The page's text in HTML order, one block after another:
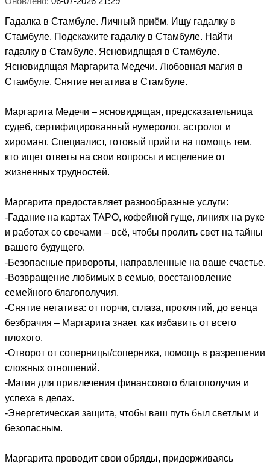
Гадалка в Стамбуле. Личный приём. Ищу гадалку в
Стамбуле. Подскажите гадалку в Стамбуле. Найти
гадалку в Стамбуле. Ясновидящая в Стамбуле.
Ясновидящая Маргарита Медечи. Любовная магия в
Стамбуле. Снятие негатива в Стамбуле.
Маргарита Медечи – ясновидящая, предсказательница
судеб, сертифицированный нумеролог, астролог и
хиромант. Специалист, готовый прийти на помощь тем,
кто ищет ответы на свои вопросы и исцеление от
жизненных трудностей.
Маргарита предоставляет разнообразные услуги:
-Гадание на картах ТАРО, кофейной гуще, линиях на руке
и работах со свечами – всё, чтобы пролить свет на тайны
вашего будущего.
-Безопасные привороты, направленные на ваше счастье.
-Возвращение любимых в семью, восстановление
семейного благополучия.
-Снятие негатива: от порчи, сглаза, проклятий, до венца
безбрачия – Маргарита знает, как избавить от всего
плохого.
-Отворот от соперницы/соперника, помощь в разрешении
сложных отношений.
-Магия для привлечения финансового благополучия и
успеха в делах.
-Энергетическая защита, чтобы ваш путь был светлым и
безопасным.
Маргарита проводит свои обряды, придерживаясь